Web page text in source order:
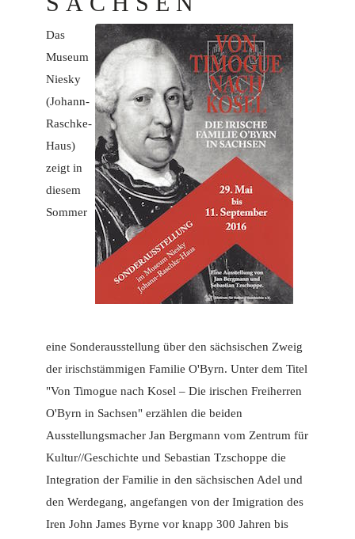
Das
Museum
Niesky
(Johann-
Raschke-
Haus)
zeigt in
diesem
Sommer
eine Sonderausstellung über den sächsischen Zweig
der irischstämmigen Familie O'Byrn. Unter dem Titel
"Von Timogue nach Kosel – Die irischen Freiherren
O'Byrn in Sachsen" erzählen die beiden
Ausstellungsmacher Jan Bergmann vom Zentrum für
Kultur//Geschichte und Sebastian Tzschoppe die
Integration der Familie in den sächsischen Adel und
den Werdegang, angefangen von der Imigration des
Iren John James Byrne vor knapp 300 Jahren bis